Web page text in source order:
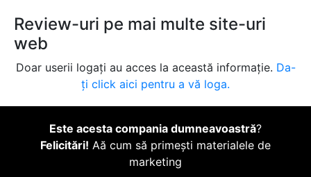
Review-uri pe mai multe site-uri
web
Doar userii logați au acces la această informație. Da-
ți click aici pentru a vă loga.
Este acesta compania dumneavoastră?
Felicitări! Aă cum să primești materialele de
marketing